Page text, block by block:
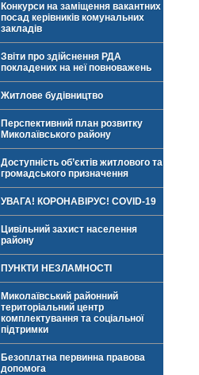
Конкурси на заміщення вакантних
посад керівників комунальних
закладів
Звіти про здійснення РДА
покладених на неї повноважень
Житлове будівництво
Перспективний план розвитку
Миколаївського району
Доступність об’єктів житлового та
громадського призначення
УВАГА! КОРОНАВІРУС! COVID-19
Цивільний захист населення
району
ПУНКТИ НЕЗЛАМНОСТІ
Миколаївський районний
територіальний центр
комплектування та соціальної
підтримки
Безоплатна первинна правова
допомога